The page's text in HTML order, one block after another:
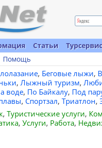
Статьи Турсервис
Помощь
, Беговые лыжи,
, Лыжный туризм,
воде, По Байкалу, Под
, Спортзал, Триатлон,
, Туристические услуги,
, Услуги, Работа,